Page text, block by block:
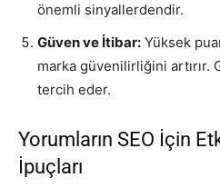
önemli sinyallerdendir.
Güven ve İtibar: Yüksek
marka güvenilirliğini
tercih eder.
Yorumların SEO İçin
İpuçları